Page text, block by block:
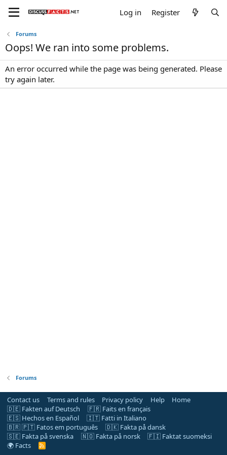
Log in Register
Forums
Oops! We ran into some problems.
An error occurred while the page was being generated. Please
try again later.
Forums
Contact us Terms and rules Privacy policy Help
Home
🇩🇪 Fakten auf Deutsch
🇫🇷 Faits en français
🇪🇸 Hechos en Español
🇮🇹 Fatti in Italiano
🇧🇷 🇵🇹 Fatos em português
🇩🇰 Fakta på dansk
🇸🇪 Fakta på svenska
🇳🇴 Fakta på norsk
🇫🇮 Faktat suomeksi
🌍 Facts
R